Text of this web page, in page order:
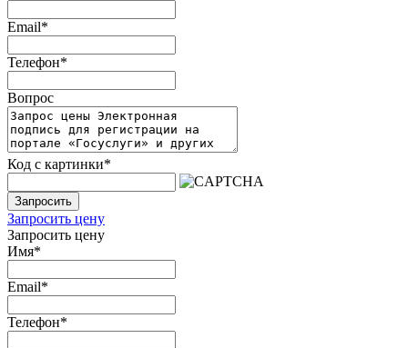
Email*
Телефон*
Вопрос
Код с картинки*
Запросить
Запросить цену
Запросить цену
Имя*
Email*
Телефон*